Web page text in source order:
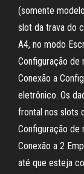
(somente
slot da trava do
A4, no modo
Configuração
Conexão a
eletrônico. Os
frontal nos slots
Configuração
Conexão a 2
até que esteja